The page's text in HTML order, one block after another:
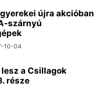
újra akcióban
szárnyú
10-04
a Csillagok
része